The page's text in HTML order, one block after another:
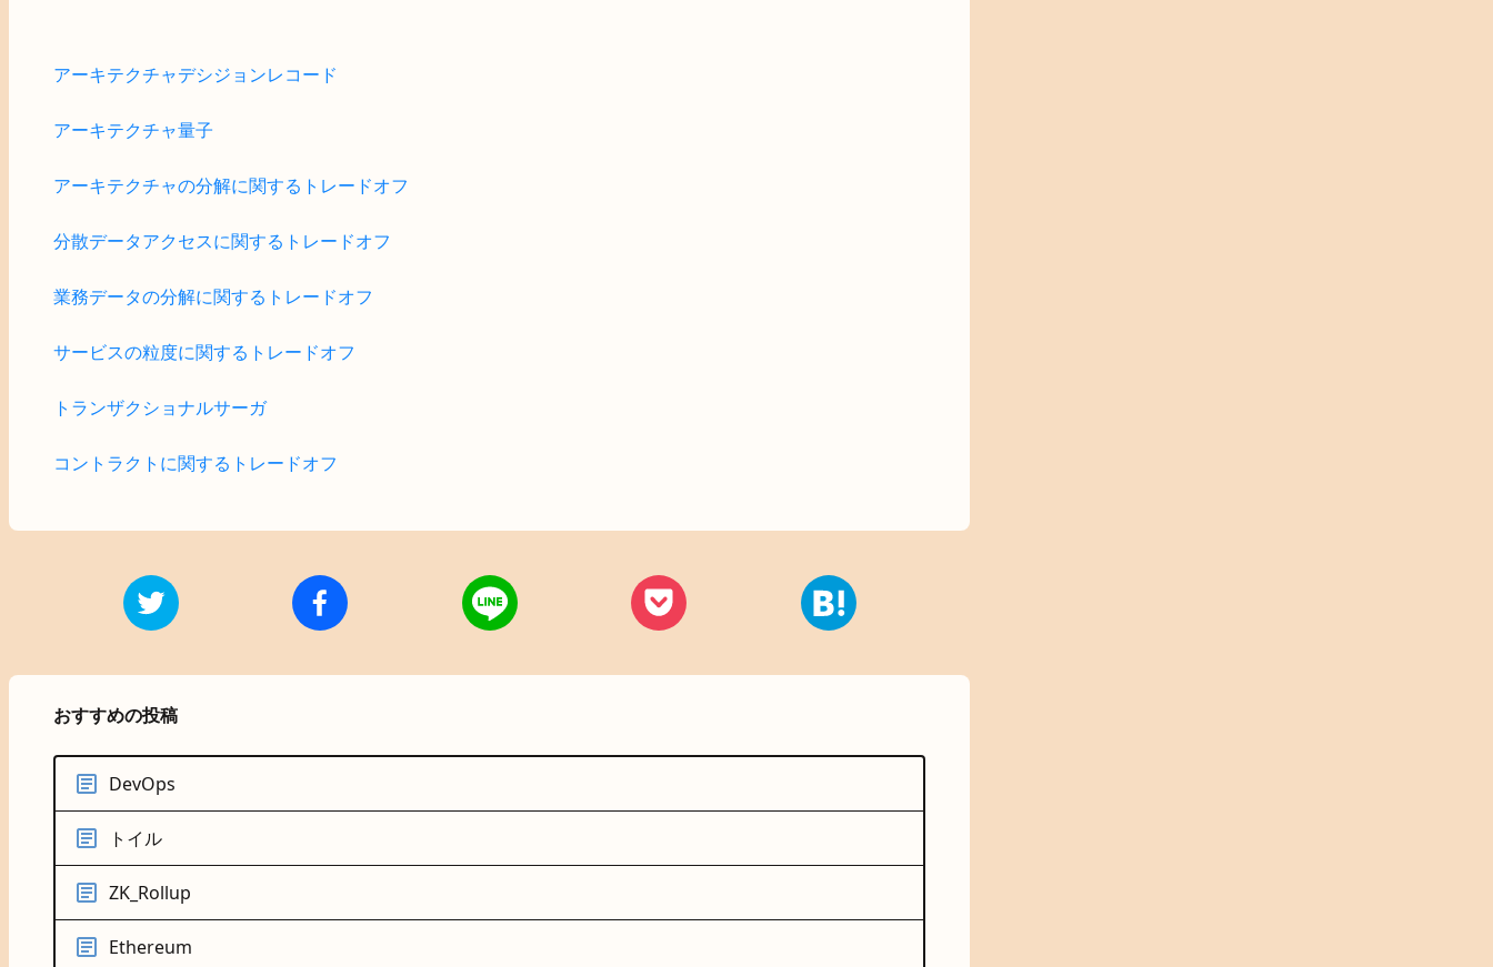
アーキテクチャデシジョンレコード
アーキテクチャ量子
アーキテクチャの分解に関するトレードオフ
分散データアクセスに関するトレードオフ
業務データの分解に関するトレードオフ
サービスの粒度に関するトレードオフ
トランザクショナルサーガ
コントラクトに関するトレードオフ
おすすめの投稿
DevOps
トイル
ZK_Rollup
Ethereum